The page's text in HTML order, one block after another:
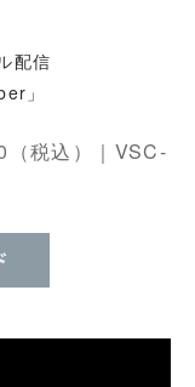
配信
」
税込）｜VSC-